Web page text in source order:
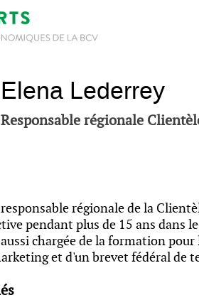
Elena Lederrey
Responsable régionale
régionale de la
pendant plus de 15 ans dans
aussi chargée de la formation
et d'un brevet fédéral de